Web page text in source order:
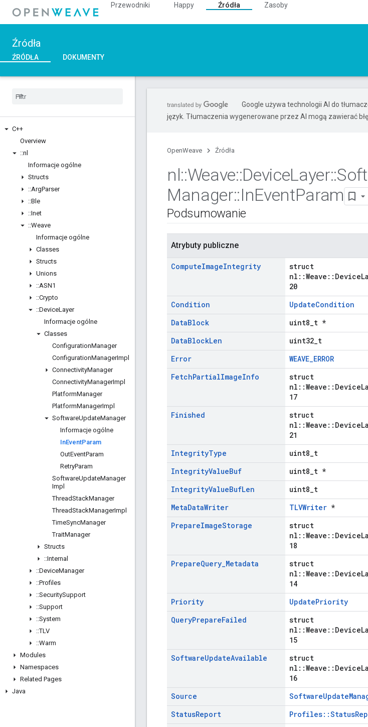
Przewodniki Happy Źródła
Zasoby
Źródła
ŹRÓDŁA DOKUMENTY
C++
Overview
::nl
Informacje ogólne
Structs
::ArgParser
::Ble
::Inet
::Weave
Informacje ogólne
Classes
Structs
Unions
::ASN1
::Crypto
::DeviceLayer
Informacje ogólne
Classes
ConfigurationManager
ConfigurationManagerImpl
ConnectivityManager
ConnectivityManagerImpl
PlatformManager
PlatformManagerImpl
SoftwareUpdateManager
Informacje ogólne
InEventParam
OutEventParam
RetryParam
SoftwareUpdateManager
Impl
ThreadStackManager
ThreadStackManagerImpl
TimeSyncManager
TraitManager
Structs
::Internal
::DeviceManager
::Profiles
::SecuritySupport
::Support
::System
::TLV
::Warm
Modules
Namespaces
Related Pages
Java
Google używa technologii AI do
język. Tłumaczenia wygenerowane przez AI mogą zawierać
OpenWeave Źródła
nl::Weave::DeviceLayer::
Manager::InEventParam
Podsumowanie
Atrybuty publiczne
ComputeImageIntegrity
struct
20
Condition
UpdateCondition
DataBlock
uint8_t *
DataBlockLen
uint32_t
Error
WEAVE_ERROR
FetchPartialImageInfo
struct
17
Finished
struct
21
IntegrityType
uint8_t
IntegrityValueBuf
uint8_t *
IntegrityValueBufLen
uint8_t
MetaDataWriter TLVWriter *
PrepareImageStorage
struct
18
PrepareQuery_Metadata
struct
14
Priority
UpdatePriority
QueryPrepareFailed
struct
15
SoftwareUpdateAvailable
struct
16
Source
StatusReport